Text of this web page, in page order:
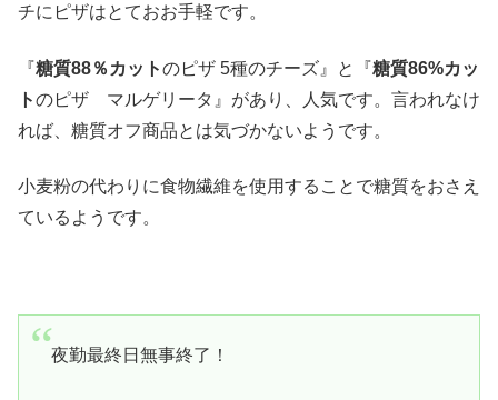
チにピザはとておお手軽です。
『糖質88％カットのピザ 5種のチーズ』と『糖質86%カッ
トのピザ マルゲリータ』があり、人気です。言われなけ
れば、糖質オフ商品とは気づかないようです。
小麦粉の代わりに食物繊維を使用することで糖質をおさえ
ているようです。
夜勤最終日無事終了！